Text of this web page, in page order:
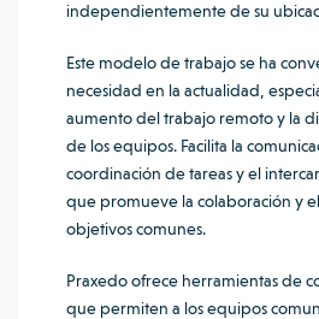
independientemente de su
Este modelo de trabajo se ha
necesidad en la actualidad,
aumento del trabajo remoto y la
de los equipos. Facilita la
coordinación de tareas y el
que promueve la colaboración y
objetivos comunes.
Praxedo ofrece herramientas de
que permiten a los equipos